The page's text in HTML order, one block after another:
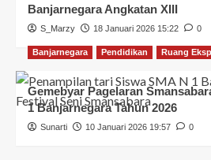
Banjarnegara Angkatan XIII
S_Marzy 18 Januari 2026 15:22 0
Banjarnegara Pendidikan Ruang
Gemebyar Pagelaran
1 Banjarnegara Tahun 2026
Sunarti 10 Januari 2026 19:57 0